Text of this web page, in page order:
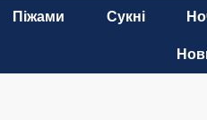
Піжами Сукні